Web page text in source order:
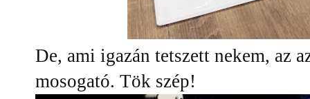
De, ami igazán tetszett nekem, az
mosogató. Tök szép!